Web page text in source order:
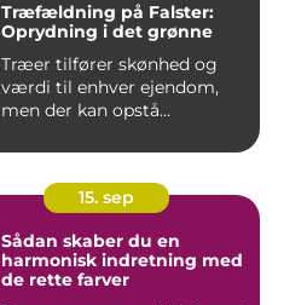
Træfældning på Falster:
Oprydning i det grønne
Træer tilfører skønhed og
værdi til enhver ejendom,
men der kan opstå...
15. sep
Sådan skaber du en
harmonisk indretning med
de rette farver